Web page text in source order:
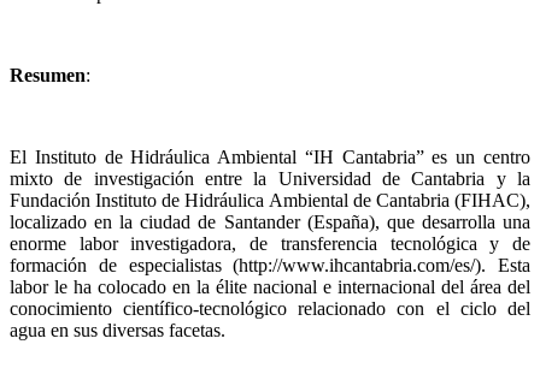
Resumen:
El Instituto de Hidráulica Ambiental “IH Cantabria” es un centro
mixto de investigación entre la Universidad de Cantabria y la
Fundación Instituto de Hidráulica Ambiental de Cantabria (FIHAC),
localizado en la ciudad de Santander (España), que desarrolla una
enorme labor investigadora, de transferencia tecnológica y de
formación de especialistas (http://www.ihcantabria.com/es/). Esta
labor le ha colocado en la élite nacional e internacional del área del
conocimiento científico-tecnológico relacionado con el ciclo del
agua en sus diversas facetas.